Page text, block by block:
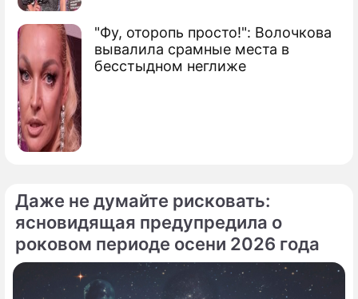
"Фу, оторопь просто!": Волочкова
вывалила срамные места в
бесстыдном неглиже
Даже не думайте рисковать:
ясновидящая предупредила о
роковом периоде осени 2026 года